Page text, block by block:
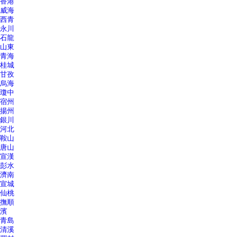
威海
西青
永川
石龍
山東
青海
桂城
甘孜
烏海
瓊中
宿州
揚州
銀川
河北
鞍山
唐山
宣漢
彭水
濟南
宣城
仙桃
撫順
濱
青島
清溪